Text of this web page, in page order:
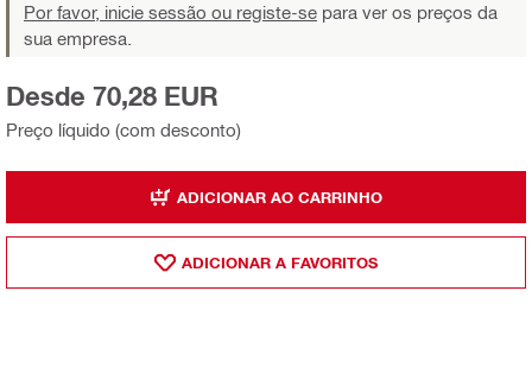
Por favor, inicie sessão ou registe-se para ver os preços da
sua empresa.
Preço líquido (com desconto)
Desde 70,28 EUR
ADICIONAR AO CARRINHO
ADICIONAR A FAVORITOS